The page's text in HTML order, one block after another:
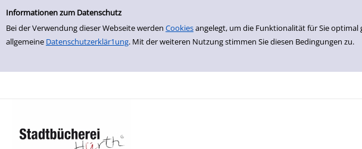
Einfache Suche
Informationen zum Datenschutz
Bei der Verwendung dieser Webseite werden Cookiesangelegt, um die Funktionalität für Sie
allgemeine Datenschutzerklär1ung. Mit der weiteren Nutzung stimmen Sie diesen Bedingungen zu.
zur Navigation springen
zum Inhalt springen
Zur Detailanzeige springen